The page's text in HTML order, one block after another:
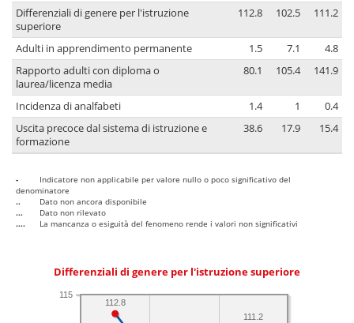
Differenziali di genere per l'istruzione
superiore
112.8 102.5 111.2
Adulti in apprendimento permanente 1.5 7.1
4.8
Rapporto adulti con diploma o
laurea/licenza media
80.1 105.4 141.9
Incidenza di analfabeti 1.4 1
0.4
Uscita precoce dal sistema di istruzione e
formazione
38.6 17.9 15.4
-
Indicatore non applicabile per valore nullo o poco significativo del
denominatore
..
Dato non ancora disponibile
...
Dato non rilevato
....
La mancanza o esiguità del fenomeno rende i valori non significativi
Differenziali di genere per l'istruzione superiore
115
111.2
112.8